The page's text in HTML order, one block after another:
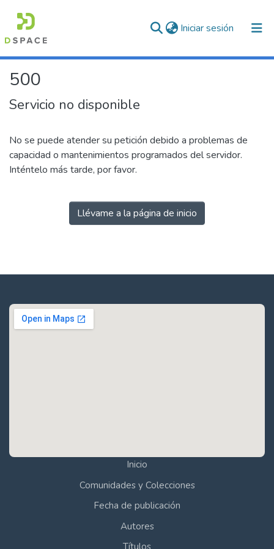
Iniciar sesión (current)
500
Servicio no disponible
No se puede atender su petición debido a problemas de
capacidad o mantenimientos programados del servidor.
Inténtelo más tarde, por favor.
Llévame a la página de inicio
Inicio
Comunidades y Colecciones
Fecha de publicación
Autores